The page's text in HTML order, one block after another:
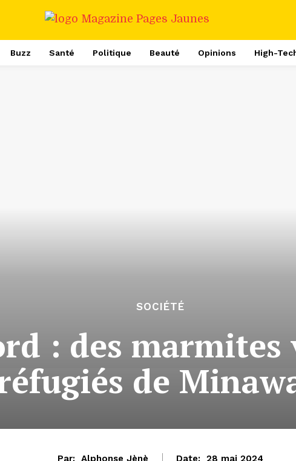
Buzz Santé Politique Beauté Opinions High-
SOCIÉTÉ
: des marmites
de
Par: Alphonse Jènè Date: 28 mai 2024